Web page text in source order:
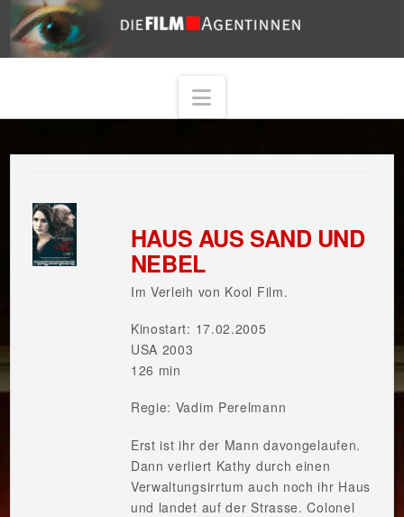
Navigation
HAUS AUS SAND UND
NEBEL
Im Verleih von Kool Film.
Kinostart: 17.02.2005
USA 2003
126 min
Regie: Vadim Perelmann
Erst ist ihr der Mann davongelaufen.
Dann verliert Kathy durch einen
Verwaltungsirrtum auch noch ihr Haus
und landet auf der Strasse. Colonel